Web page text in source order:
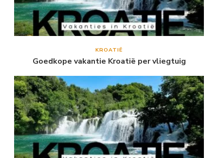
KROATIË
Goedkope vakantie Kroatië per vliegtuig